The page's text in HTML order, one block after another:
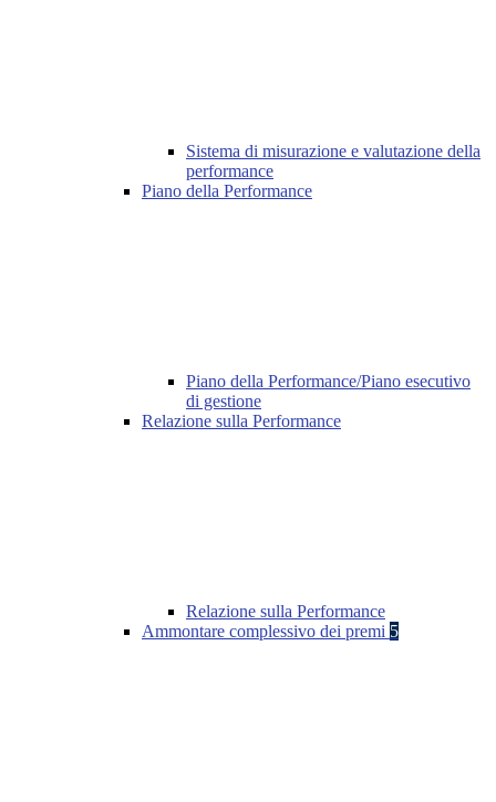
Sistema di misurazione e valutazione della
performance
Piano della Performance
Piano della Performance/Piano esecutivo
di gestione
Relazione sulla Performance
Relazione sulla Performance
Ammontare complessivo dei premi 5